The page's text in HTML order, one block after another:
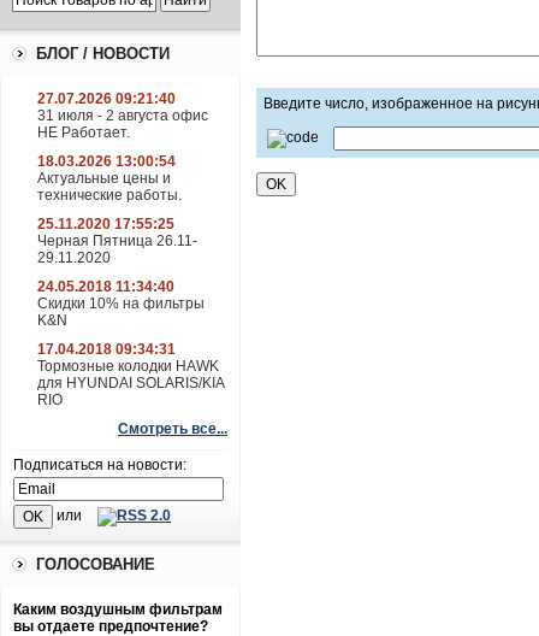
БЛОГ / НОВОСТИ
27.07.2026 09:21:40
31 июля - 2 августа офис
НЕ Работает.
18.03.2026 13:00:54
Актуальные цены и
технические работы.
25.11.2020 17:55:25
Черная Пятница 26.11-
29.11.2020
24.05.2018 11:34:40
Скидки 10% на фильтры
K&N
17.04.2018 09:34:31
Тормозные колодки HAWK
для HYUNDAI SOLARIS/KIA
RIO
Смотреть все...
Подписаться на новости:
или
ГОЛОСОВАНИЕ
Каким воздушным фильтрам
вы отдаете предпочтение?
Введите число, изображенное на